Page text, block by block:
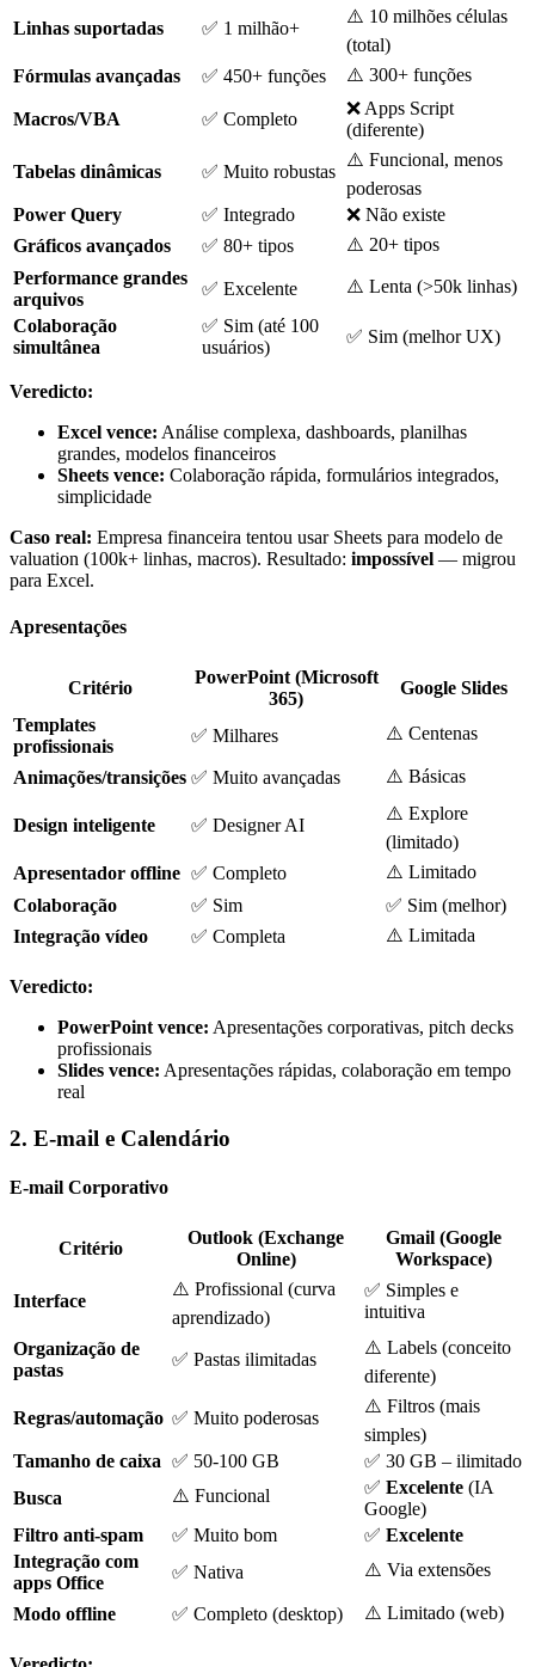
Linhas suportadas ✅ 1 milhão+
⚠️ 10 milhões células
(total)
Fórmulas avançadas
✅ 450+ funções ⚠️ 300+ funções
Macros/VBA ✅ Completo
❌ Apps Script
(diferente)
Tabelas dinâmicas ✅ Muito robustas
⚠️ Funcional, menos
poderosas
Power Query
✅ Integrado
❌ Não existe
Gráficos avançados
✅ 80+ tipos
⚠️ 20+ tipos
Performance grandes
arquivos
✅ Excelente
⚠️ Lenta (>50k linhas)
Colaboração
simultânea
✅ Sim (até 100
usuários)
✅ Sim (melhor UX)
Veredicto:
Excel vence: Análise complexa, dashboards, planilhas
grandes, modelos financeiros
Sheets vence: Colaboração rápida, formulários integrados,
simplicidade
Caso real: Empresa financeira tentou usar Sheets para modelo de
valuation (100k+ linhas, macros). Resultado: impossível — migrou
para Excel.
Apresentações
Critério
PowerPoint (Microsoft
365)
Google Slides
Templates
profissionais
✅ Milhares ⚠️ Centenas
Animações/transições ✅ Muito avançadas ⚠️ Básicas
Design inteligente ✅ Designer AI
⚠️ Explore
(limitado)
Apresentador offline ✅ Completo
⚠️ Limitado
Colaboração
✅ Sim
✅ Sim (melhor)
Integração vídeo
✅ Completa ⚠️ Limitada
Veredicto:
PowerPoint vence: Apresentações corporativas, pitch decks
profissionais
Slides vence: Apresentações rápidas, colaboração em tempo
real
2. E-mail e Calendário
E-mail Corporativo
Critério
Outlook (Exchange
Online)
Gmail (Google
Workspace)
Interface
⚠️ Profissional (curva
aprendizado)
✅ Simples e
intuitiva
Organização de
pastas
✅ Pastas ilimitadas
⚠️ Labels (conceito
diferente)
Regras/automação ✅ Muito poderosas
⚠️ Filtros (mais
simples)
Tamanho de caixa ✅ 50-100 GB
✅ 30 GB – ilimitado
Busca
⚠️ Funcional ✅ Excelente (IA
Google)
Filtro anti-spam
✅ Muito bom ✅ Excelente
Integração com
apps Office
✅ Nativa ⚠️ Via extensões
Modo offline ✅ Completo (desktop) ⚠️ Limitado (web)